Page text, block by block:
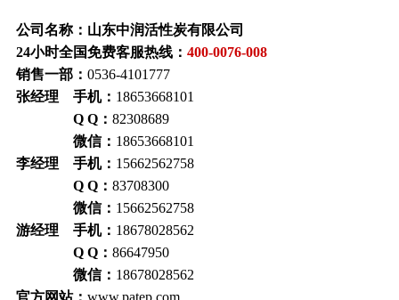
公司名称：山东中润活性炭有限公司
24小时全国免费客服热线： 400-0076-008
销售一部： 0536-4101777
张经理 手机： 18653668101
Q Q： 82308689
微信： 18653668101
李经理 手机： 15662562758
Q Q： 83708300
微信： 15662562758
游经理 手机： 18678028562
Q Q： 86647950
微信： 18678028562